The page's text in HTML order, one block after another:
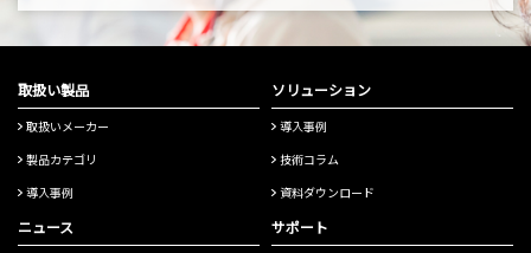
取扱い製品
取扱いメーカー
製品カテゴリ
導入事例
ソリューション
導入事例
技術コラム
資料ダウンロード
ニュース サポート